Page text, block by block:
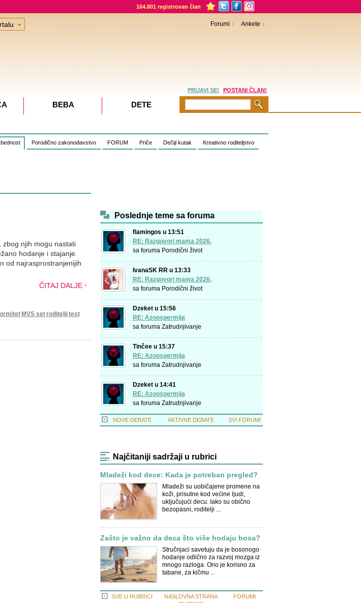
164.801 registrovan član
Porodično zakonodavstvo FORUM Priče Dečiji kutak Kreativno roditeljstvo
zbog njih mogu nastati
hodanje i stajanje.
od najrasprostranjenijih
ČITAJ DALJE
MVS set roditeljitest
Poslednje teme sa foruma
flamingos u 13:51
RE: Razgovori mama 2026.
sa foruma Porodični život
IvanaSK RR u 13:33
RE: Razgovori mama 2026.
sa foruma Porodični život
Dzeket u 15:56
RE: Azoospermija
sa foruma Zatrudnjivanje
Tinčee u 15:37
RE: Azoospermija
sa foruma Zatrudnjivanje
Dzeket u 14:41
RE: Azoospermija
sa foruma Zatrudnjivanje
NOVE DEBATE AKTIVNE DEBATE SVI FORUMI
Najčitaniji sadržaji u rubrici
Mladeži kod dece: Kada je potreban pregled?
Mladeži su uobičajene promene na
koži, prisutne kod većine ljudi,
uključujući decu. Iako su obično
bezopasni, roditelji ...
Zašto je važno da deca što više hodaju bosa?
Stručnjaci savetuju da je bosonogo
hodanje odlično za razvoj mozga iz
mnogo razloga. Ono je korisno za
tabane, za kičmu ...
SVE U RUBRICI
NASLOVNA STRANA
FORUMI
Forumi Ankete
PRIJAVI SE! POSTANI ČLAN!
BEBA DETE